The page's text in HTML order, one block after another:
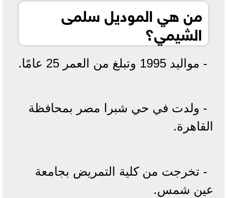
من هي الموديل سلمى
الشيمي؟
- مواليد 1995 وتبلغ من العمر 25 عامًا.
- ولدت في حي شبرا مصر بمحافظة
القاهرة.
- تخرجت من كلية التمريض بجامعة
عين شمس.